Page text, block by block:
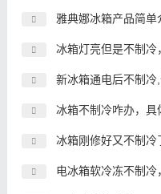
雅典娜冰箱产品简单
冰箱灯亮但是不制
新冰箱通电后不制
冰箱不制冷咋办，
冰箱刚修好又不制
电冰箱软冷冻不制